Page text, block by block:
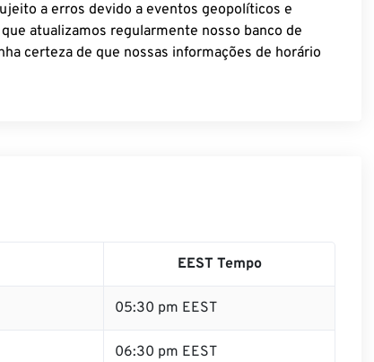
a erros devido a eventos geopolíticos e
atualizamos regularmente nosso banco de
certeza de que nossas informações de horário
EEST Tempo
05:30 pm EEST
06:30 pm EEST